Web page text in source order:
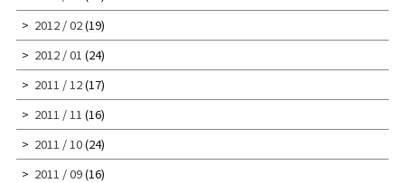
2012 / 02(19)
2012 / 01 (24)
2011 / 12(17)
2011 / 11 (16)
2011 / 10(24)
2011 / 09(16)